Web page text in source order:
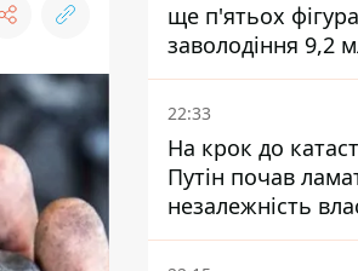
ще п'ятьох
заволодіння 9,2
ПриватБанку
суду
22:33
На крок до
Путін почав
незалежність
Центробанку,
знизити базову